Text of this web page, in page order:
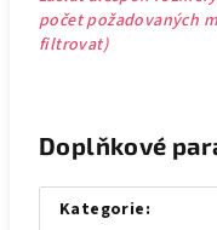
počet požadovaných
filtrovat)
Doplňkové
Kategorie: